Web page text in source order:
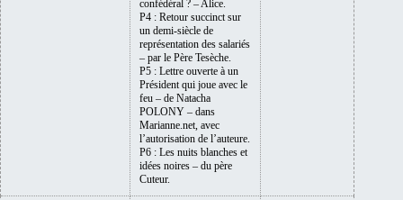
confédéral ? – Alice.
P4 : Retour succinct sur
un demi-siècle de
représentation des salariés
– par le Père Tesèche.
P5 : Lettre ouverte à un
Président qui joue avec le
feu – de Natacha
POLONY – dans
Marianne.net, avec
l’autorisation de l’auteure.
P6 : Les nuits blanches et
idées noires – du père
Cuteur.